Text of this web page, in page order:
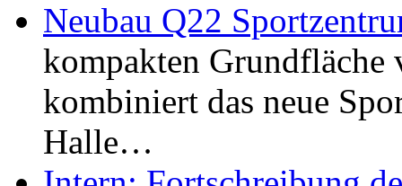
Neubau Q22
kompakten Grundfläche
kombiniert das neue
Halle…